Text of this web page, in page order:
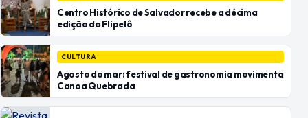
Centro Histórico de Salvador recebe a décima
edição da Flipelô
CULTURA
Agosto do mar: festival de gastronomia movimenta
Canoa Quebrada